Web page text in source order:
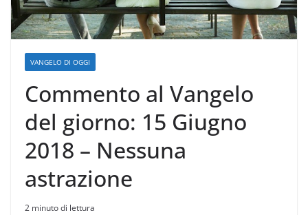
VANGELO DI OGGI
Commento al Vangelo
del giorno: 15 Giugno
2018 – Nessuna
astrazione
2 minuto di lettura